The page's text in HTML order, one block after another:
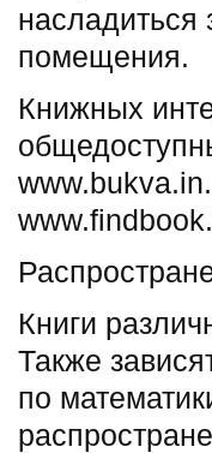
насладиться
помещения.
Книжных
Книги
Также
по